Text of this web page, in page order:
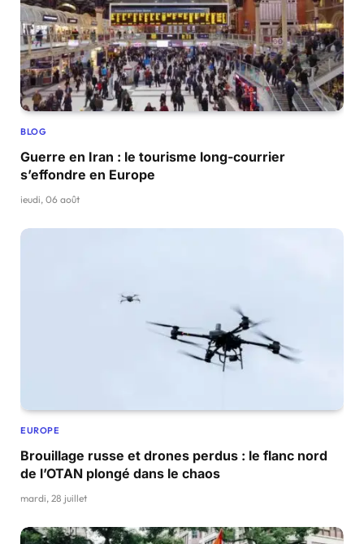
BLOG
Guerre en Iran : le tourisme long-courrier
s’effondre en Europe
jeudi, 06 août
EUROPE
Brouillage russe et drones perdus : le flanc nord
de l’OTAN plongé dans le chaos
mardi, 28 juillet